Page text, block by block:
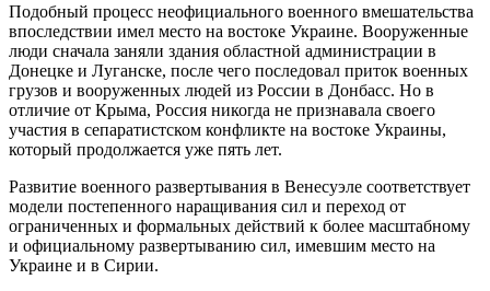
Подобный процесс неофициального военного вмешательства
впоследствии имел место на востоке Украине. Вооруженные
люди сначала заняли здания областной администрации в
Донецке и Луганске, после чего последовал приток военных
грузов и вооруженных людей из России в Донбасс. Но в
отличие от Крыма, Россия никогда не признавала своего
участия в сепаратистском конфликте на востоке Украины,
который продолжается уже пять лет.
Развитие военного развертывания в Венесуэле соответствует
модели постепенного наращивания сил и переход от
ограниченных и формальных действий к более масштабному
и официальному развертыванию сил, имевшим место на
Украине и в Сирии.